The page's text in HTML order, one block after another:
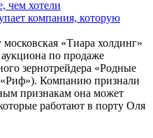
компания, которую
«Тиара холдинг»
по продаже
зернотрейдера «Родные
Компанию признали
признакам она может
работают в порту Оля